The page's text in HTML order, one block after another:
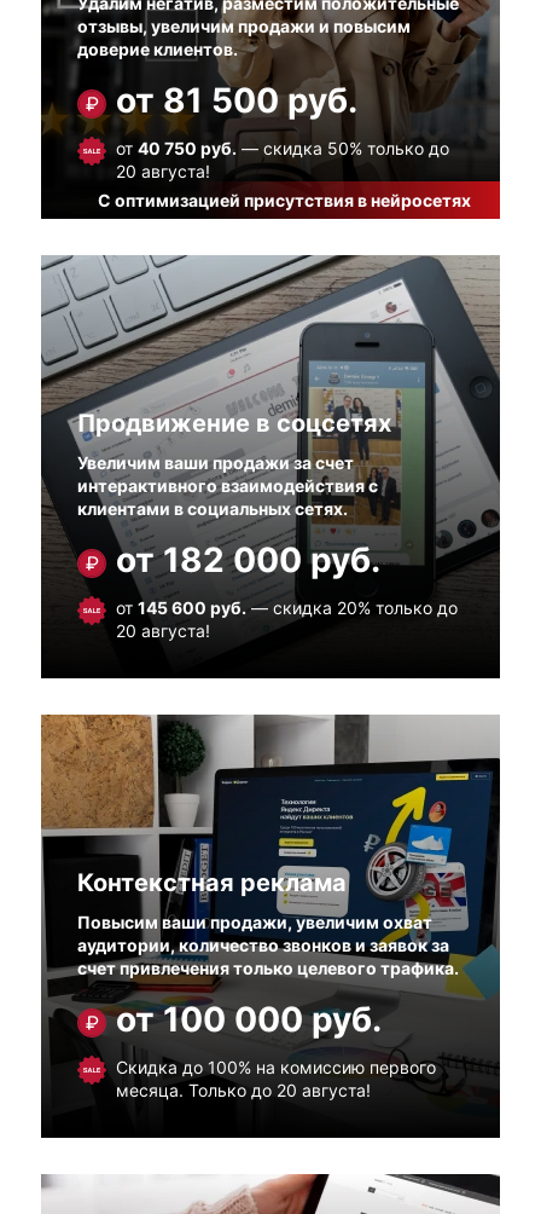
отзывы, увеличим продажи и повысим
доверие клиентов.
от 81 500 руб.
от 40 750 руб. — скидка 50% только до
20 августа!
С оптимизацией присутствия в нейросетях
Продвижение в соцсетях
Увеличим ваши продажи за счет
интерактивного взаимодействия с
клиентами в социальных сетях.
от 182 000 руб.
от 145 600 руб. — скидка 20% только до
20 августа!
Контекстная реклама
Повысим ваши продажи, увеличим охват
аудитории, количество звонков и заявок за
счет привлечения только целевого трафика.
от 100 000 руб.
Скидка до 100% на комиссию первого
месяца. Только до 20 августа!